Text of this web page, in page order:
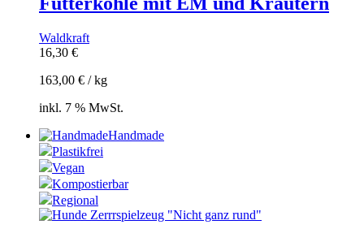
Waldkraft
16,30 €
163,00 € /kg
inkl. 7 % MwSt.
Handmade
Plastikfrei
Vegan
Kompostierbar
Regional